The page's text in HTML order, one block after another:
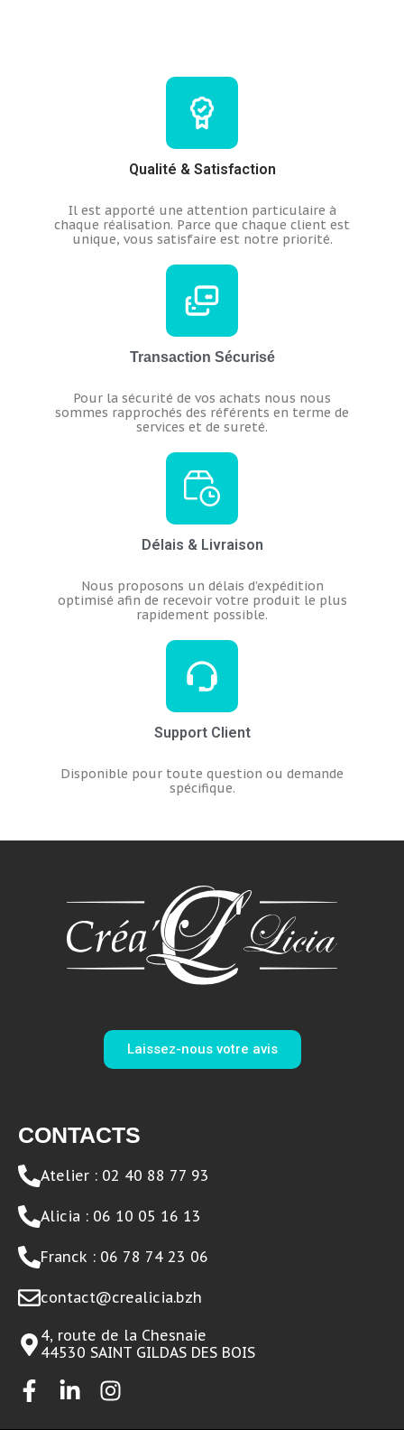
Qualité & Satisfaction
Il est apporté une attention particulaire à
chaque réalisation. Parce que chaque client est
unique, vous satisfaire est notre priorité.
Transaction Sécurisé
Pour la sécurité de vos achats nous nous
sommes rapprochés des référents en terme de
services et de sureté.
Délais & Livraison
Nous proposons un délais d’expédition
optimisé afin de recevoir votre produit le plus
rapidement possible.
Support Client
Disponible pour toute question ou demande
spécifique.
Laissez-nous votre avis
CONTACTS
Atelier : 02 40 88 77 93
Alicia : 06 10 05 16 13
Franck : 06 78 74 23 06
contact@crealicia.bzh
4, route de la Chesnaie
44530 SAINT GILDAS DES BOIS